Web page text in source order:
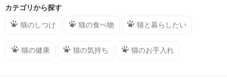
分からなかった情報をお届けします。子猫や老猫などの情報もあります。↵ま
た、猫（ねこ）の病気や健康に悩むことも多いですよね。そんな飼い主さんに
はダイエットから目や泌尿器の病気まで様々な悩みについての記事がありま
す。↵そのほかにも、猫と楽しみたいなら誰もが知りたいお出かけ（旅行）情
（旅行）情報では、猫カフェや全国のイベント情報などが知れ、グッズ情報で
は人気の猫雑貨やおすすめグッズを知ることができます！↵猫の種類では人気
カテゴリから探す
猫のしつけ
猫の食べ物 猫と暮らしたい
猫の健康 猫の気持ち 猫のお手入れ